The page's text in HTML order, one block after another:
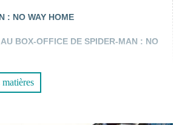
: NO WAY HOME
BOX-OFFICE DE SPIDER-MAN : NO
LA FRANCHISE SPIDER-MAN